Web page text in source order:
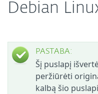
Debian
PASTABA:
Šį puslapį
peržiūrėti
kalbą šio